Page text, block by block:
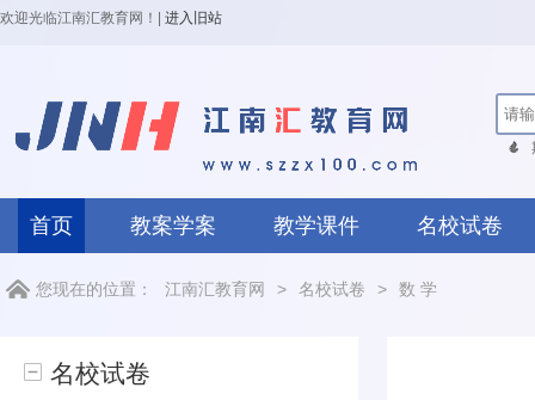
欢迎光临江南汇教育网！ 进入旧站
首页 教案学案 教学课件 名校试卷
您现在的位置： 江南汇教育网 > 名校试卷 > 数 学
名校试卷